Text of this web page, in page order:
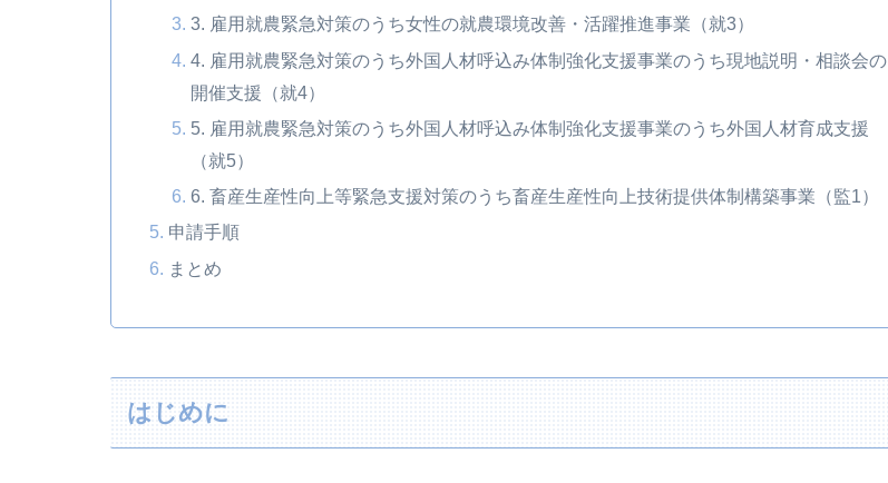
3. 雇用就農緊急対策のうち女性の就農環境改善・活躍推進事業（就3）
4. 雇用就農緊急対策のうち外国人材呼込み体制強化支援事業のうち現地説明・相談会の
開催支援（就4）
5. 雇用就農緊急対策のうち外国人材呼込み体制強化支援事業のうち外国人材育成支援
（就5）
6. 畜産生産性向上等緊急支援対策のうち畜産生産性向上技術提供体制構築事業（監1）
申請手順
まとめ
はじめに